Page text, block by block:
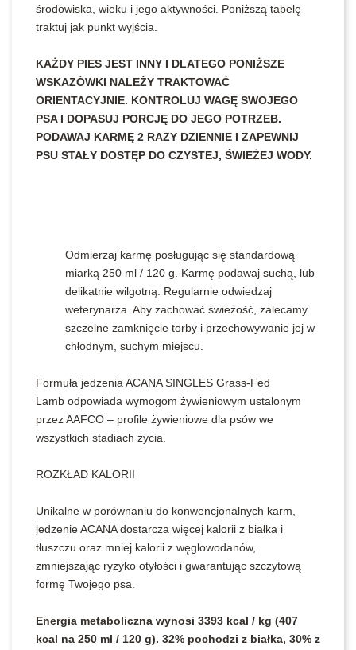
środowiska, wieku i jego aktywności. Poniższą tabelę
traktuj jak punkt wyjścia.
KAŻDY PIES JEST INNY I DLATEGO PONIŻSZE
WSKAZÓWKI NALEŻY TRAKTOWAĆ
ORIENTACYJNIE. KONTROLUJ WAGĘ SWOJEGO
PSA I DOPASUJ PORCJĘ DO JEGO POTRZEB.
PODAWAJ KARMĘ 2 RAZY DZIENNIE I ZAPEWNIJ
PSU STAŁY DOSTĘP DO CZYSTEJ, ŚWIEŻEJ WODY.
Odmierzaj karmę posługując się standardową
miarką 250 ml / 120 g. Karmę podawaj suchą, lub
delikatnie wilgotną. Regularnie odwiedzaj
weterynarza. Aby zachować świeżość, zalecamy
szczelne zamknięcie torby i przechowywanie jej w
chłodnym, suchym miejscu.
Formuła jedzenia ACANA SINGLES Grass-Fed
Lamb odpowiada wymogom żywieniowym ustalonym
przez AAFCO – profile żywieniowe dla psów we
wszystkich stadiach życia.
ROZKŁAD KALORII
Unikalne w porównaniu do konwencjonalnych karm,
jedzenie ACANA dostarcza więcej kalorii z białka i
tłuszczu oraz mniej kalorii z węglowodanów,
zmniejszając ryzyko otyłości i gwarantując szczytową
formę Twojego psa.
Energia metaboliczna wynosi 3393 kcal / kg (407
kcal na 250 ml / 120 g). 32% pochodzi z białka, 30% z